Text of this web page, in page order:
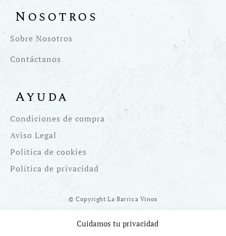
Cuidamos tu privacidad
Nosotros
Sobre Nosotros
Contáctanos
Ayuda
Condiciones de compra
Aviso Legal
Política de cookies
Política de privacidad
© Copyright La Barrica Vinos